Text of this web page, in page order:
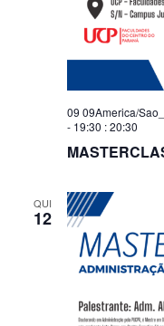
09 09America/
- 19:30 :20:30
QUI
12